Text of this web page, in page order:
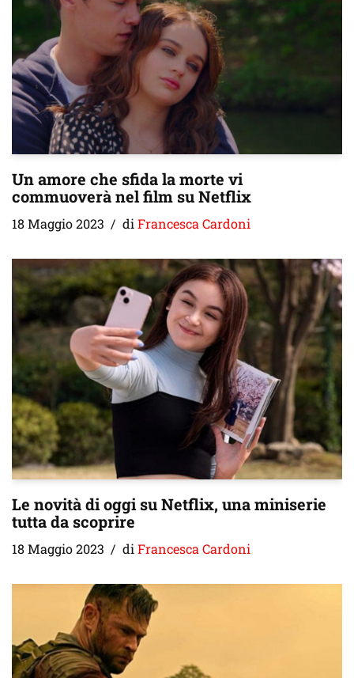
Un amore che sfida la morte vi
commuoverà nel film su Netflix
18 Maggio 2023 di Francesca Cardoni
Le novità di oggi su Netflix, una miniserie
tutta da scoprire
18 Maggio 2023 di Francesca Cardoni